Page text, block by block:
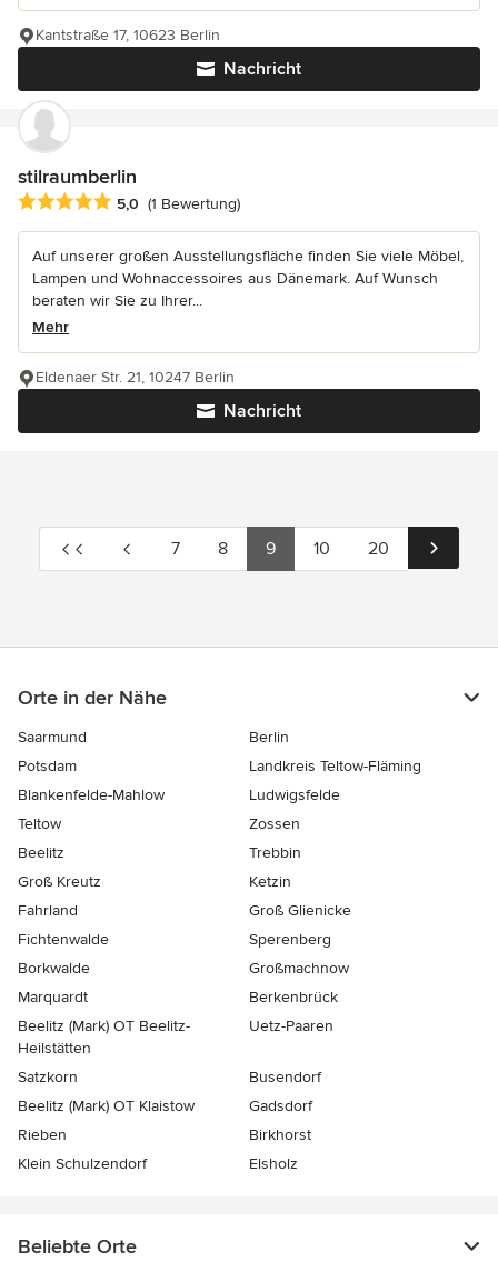
Nachricht
Kantstraße 17, 10623 Berlin
stilraumberlin
Durchschnittliche Bewertung: 5 von 5 Sternen
5,0 (1 Bewertung)
Auf unserer großen Ausstellungsfläche finden Sie viele Möbel,
Lampen und Wohnaccessoires aus Dänemark. Auf Wunsch
beraten wir Sie zu Ihrer...
Mehr
Nachricht
Eldenaer Str. 21, 10247 Berlin
7 8 9 10 20
Orte in der Nähe
Saarmund
Berlin
Potsdam
Landkreis Teltow-Fläming
Blankenfelde-Mahlow
Ludwigsfelde
Teltow
Zossen
Beelitz
Trebbin
Groß Kreutz
Ketzin
Fahrland
Groß Glienicke
Fichtenwalde
Sperenberg
Borkwalde
Großmachnow
Marquardt
Berkenbrück
Beelitz (Mark) OT Beelitz-
Heilstätten
Uetz-Paaren
Satzkorn
Busendorf
Beelitz (Mark) OT Klaistow
Gadsdorf
Rieben
Birkhorst
Klein Schulzendorf
Elsholz
Beliebte Orte